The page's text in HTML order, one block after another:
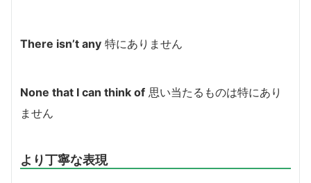
There isn’t any 特にありません
None that I can think of 思い当たるものは特にあり
ません
より丁寧な表現